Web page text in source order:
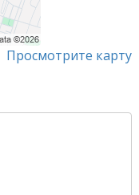
Просмотрите карту